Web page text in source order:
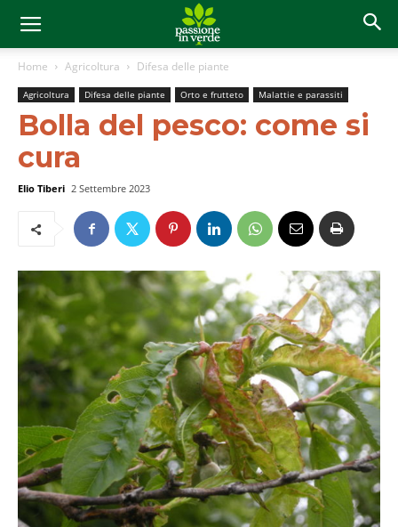
Home Agricoltura Difesa delle piante
Agricoltura Difesa delle piante Orto e frutteto Malattie e parassiti
Bolla del pesco: come si
cura
Elio Tiberi 2 Settembre 2023